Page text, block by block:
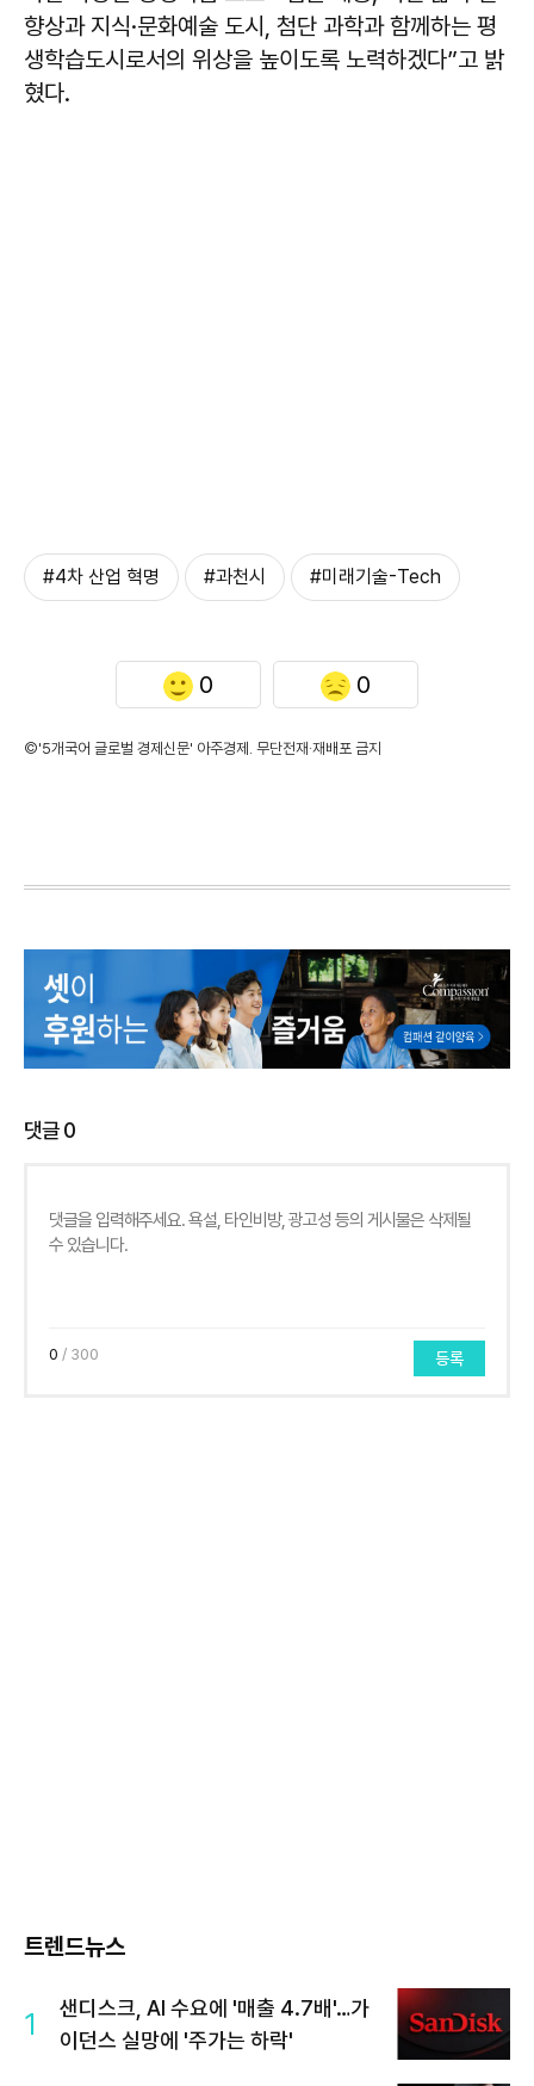
향상과 지식·문화예술 도시, 첨단 과학과 함께하는 평
생학습도시로서의 위상을 높이도록 노력하겠다”고 밝
혔다.
#4차 산업 혁명 #과천시 #미래기술-Tech
0 0
©'5개국어 글로벌 경제신문' 아주경제. 무단전재·재배포 금지
댓글0
0 / 300 등록
트렌드뉴스
1
샌디스크, AI 수요에 '매출 4.7배'…가
이던스 실망에 '주가는 하락'